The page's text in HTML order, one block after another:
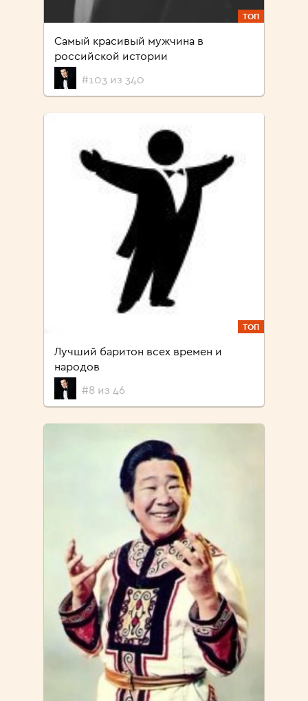
ТОП
Самый красивый мужчина в
российской истории
#103 из 340
ТОП
Лучший баритон всех времен и
народов
#8 из 46